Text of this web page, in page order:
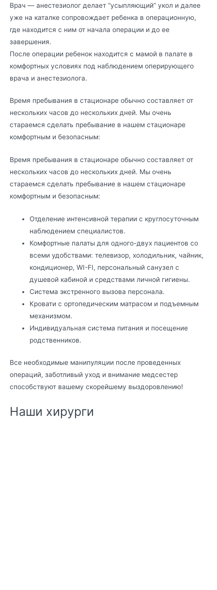
Врач — анестезиолог делает “усыпляющий” укол и далее
уже на каталке сопровождает ребенка в операционную,
где находится с ним от начала операции и до ее
завершения.
После операции ребенок находится с мамой в палате в
комфортных условиях под наблюдением оперирующего
врача и анестезиолога.
Время пребывания в стационаре обычно составляет от
нескольких часов до нескольких дней. Мы очень
стараемся сделать пребывание в нашем стационаре
комфортным и безопасным:
Время пребывания в стационаре обычно составляет от
нескольких часов до нескольких дней. Мы очень
стараемся сделать пребывание в нашем стационаре
комфортным и безопасным:
Отделение интенсивной терапии с круглосуточным
наблюдением специалистов.
Комфортные палаты для одного-двух пациентов со
всеми удобствами: телевизор, холодильник, чайник,
кондиционер, WI-FI, персональный санузел с
душевой кабиной и средствами личной гигиены.
Система экстренного вызова персонала.
Кровати с ортопедическим матрасом и подъемным
механизмом.
Индивидуальная система питания и посещение
родственников.
Все необходимые манипуляции после проведенных
операций, заботливый уход и внимание медсестер
способствуют вашему скорейшему выздоровлению!
Наши хирурги